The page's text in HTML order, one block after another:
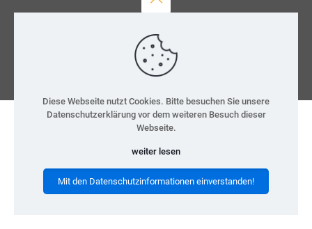
© 2026 H-Team e.V.
Datenschutz
Diese Webseite nutzt Cookies. Bitte besuchen Sie unsere
Datenschutzerklärung vor dem weiteren Besuch dieser
Webseite.
weiter lesen
Mit den Datenschutzinformationen einverstanden!